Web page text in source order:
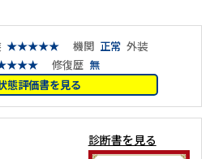
★★★★★ 機関 正常 外装
修復歴 無
態評価書を見る
診断書を見る